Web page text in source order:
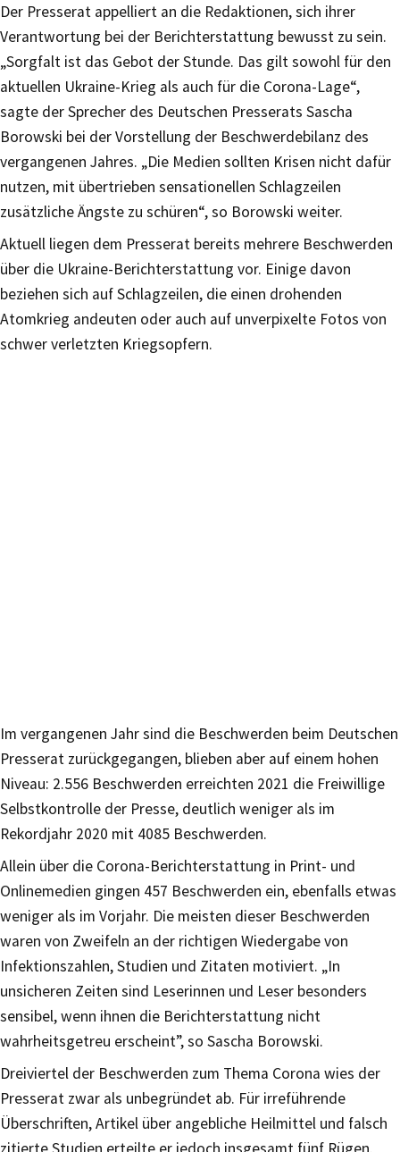
Der Presserat appelliert an die Redaktionen, sich ihrer
Verantwortung bei der Berichterstattung bewusst zu sein.
„Sorgfalt ist das Gebot der Stunde. Das gilt sowohl für den
aktuellen Ukraine-Krieg als auch für die Corona-Lage“,
sagte der Sprecher des Deutschen Presserats Sascha
Borowski bei der Vorstellung der Beschwerdebilanz des
vergangenen Jahres. „Die Medien sollten Krisen nicht dafür
nutzen, mit übertrieben sensationellen Schlagzeilen
zusätzliche Ängste zu schüren“, so Borowski weiter.
Aktuell liegen dem Presserat bereits mehrere Beschwerden
über die Ukraine-Berichterstattung vor. Einige davon
beziehen sich auf Schlagzeilen, die einen drohenden
Atomkrieg andeuten oder auch auf unverpixelte Fotos von
schwer verletzten Kriegsopfern.
Im vergangenen Jahr sind die Beschwerden beim Deutschen
Presserat zurückgegangen, blieben aber auf einem hohen
Niveau: 2.556 Beschwerden erreichten 2021 die Freiwillige
Selbstkontrolle der Presse, deutlich weniger als im
Rekordjahr 2020 mit 4085 Beschwerden.
Allein über die Corona-Berichterstattung in Print- und
Onlinemedien gingen 457 Beschwerden ein, ebenfalls etwas
weniger als im Vorjahr. Die meisten dieser Beschwerden
waren von Zweifeln an der richtigen Wiedergabe von
Infektionszahlen, Studien und Zitaten motiviert. „In
unsicheren Zeiten sind Leserinnen und Leser besonders
sensibel, wenn ihnen die Berichterstattung nicht
wahrheitsgetreu erscheint”, so Sascha Borowski.
Dreiviertel der Beschwerden zum Thema Corona wies der
Presserat zwar als unbegründet ab. Für irreführende
Überschriften, Artikel über angebliche Heilmittel und falsch
zitierte Studien erteilte er jedoch insgesamt fünf Rügen.